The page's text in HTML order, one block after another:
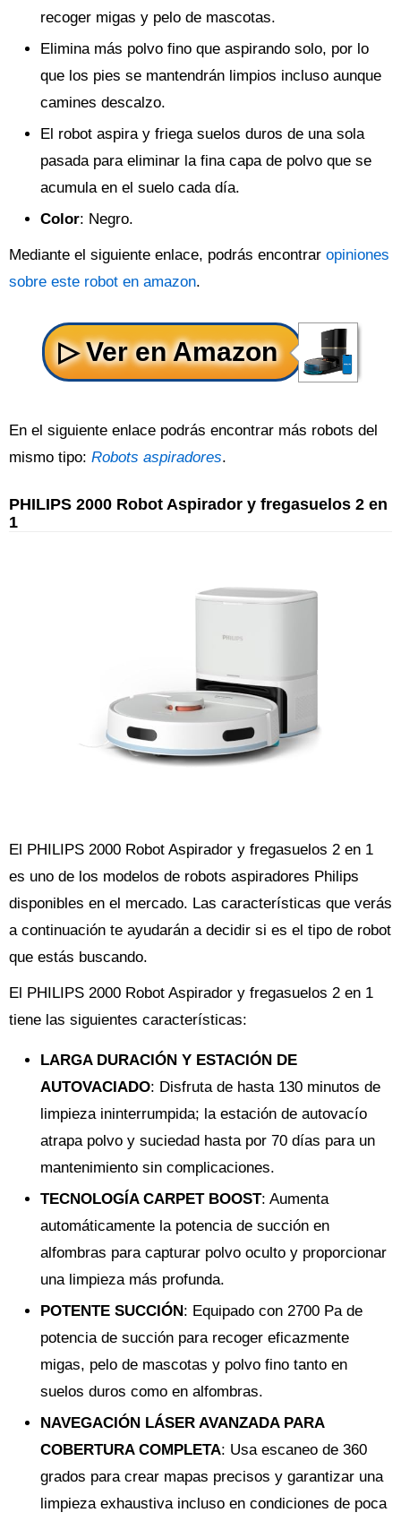
recoger migas y pelo de mascotas.
Elimina más polvo fino que aspirando solo, por lo
que los pies se mantendrán limpios incluso aunque
camines descalzo.
El robot aspira y friega suelos duros de una sola
pasada para eliminar la fina capa de polvo que se
acumula en el suelo cada día.
Color: Negro.
Mediante el siguiente enlace, podrás encontrar opiniones
sobre este robot en amazon.
En el siguiente enlace podrás encontrar más robots del
mismo tipo: Robots aspiradores.
PHILIPS 2000 Robot Aspirador y fregasuelos 2 en
1
El PHILIPS 2000 Robot Aspirador y fregasuelos 2 en 1
es uno de los modelos de robots aspiradores Philips
disponibles en el mercado. Las características que verás
a continuación te ayudarán a decidir si es el tipo de robot
que estás buscando.
El PHILIPS 2000 Robot Aspirador y fregasuelos 2 en 1
tiene las siguientes características:
LARGA DURACIÓN Y ESTACIÓN DE
AUTOVACIADO: Disfruta de hasta 130 minutos de
limpieza ininterrumpida; la estación de autovacío
atrapa polvo y suciedad hasta por 70 días para un
mantenimiento sin complicaciones.
TECNOLOGÍA CARPET BOOST: Aumenta
automáticamente la potencia de succión en
alfombras para capturar polvo oculto y proporcionar
una limpieza más profunda.
POTENTE SUCCIÓN: Equipado con 2700 Pa de
potencia de succión para recoger eficazmente
migas, pelo de mascotas y polvo fino tanto en
suelos duros como en alfombras.
NAVEGACIÓN LÁSER AVANZADA PARA
COBERTURA COMPLETA: Usa escaneo de 360
grados para crear mapas precisos y garantizar una
limpieza exhaustiva incluso en condiciones de poca